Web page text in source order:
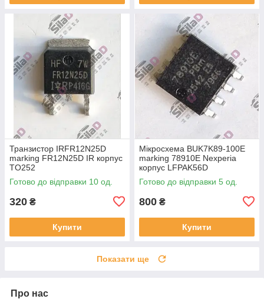
Транзистор IRFR12N25D
marking FR12N25D IR корпус
TO252
Готово до відправки 10 од.
320 ₴
Купити
Мікросхема BUK7K89-100E
marking 78910E Nexperia
корпус LFPAK56D
Готово до відправки 5 од.
800 ₴
Купити
Показати ще
Про нас